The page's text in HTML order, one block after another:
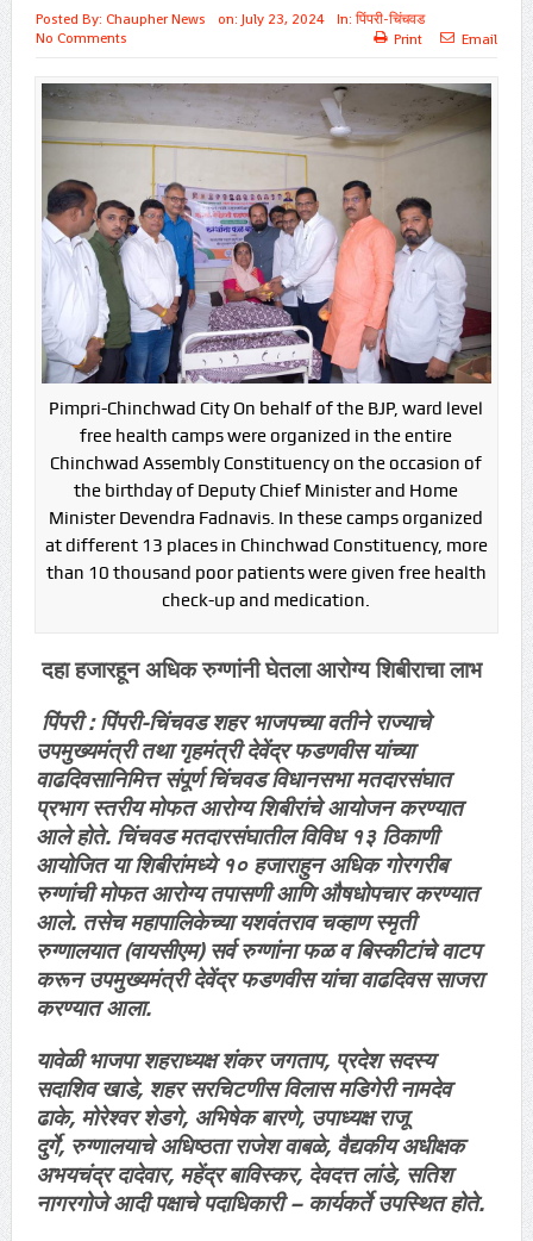
Posted By: Chaupher News on: July 23, 2024 In: पिंपरी-चिंचवड
No Comments
Print Email
Pimpri-Chinchwad City On behalf of the BJP, ward level
free health camps were organized in the entire
Chinchwad Assembly Constituency on the occasion of
the birthday of Deputy Chief Minister and Home
Minister Devendra Fadnavis. In these camps organized
at different 13 places in Chinchwad Constituency, more
than 10 thousand poor patients were given free health
check-up and medication.
दहा हजारहून अधिक रुग्णांनी घेतला आरोग्य शिबीराचा लाभ
पिंपरी : पिंपरी-चिंचवड शहर भाजपच्या वतीने राज्याचे
उपमुख्यमंत्री तथा गृहमंत्री देवेंद्र फडणवीस यांच्या
वाढदिवसानिमित्त संपूर्ण चिंचवड विधानसभा मतदारसंघात
प्रभाग स्तरीय मोफत आरोग्य शिबीरांचे आयोजन करण्यात
आले होते. चिंचवड मतदारसंघातील विविध १३ ठिकाणी
आयोजित या शिबीरांमध्ये १० हजाराहुन अधिक गोरगरीब
रुग्णांची मोफत आरोग्य तपासणी आणि औषधोपचार करण्यात
आले. तसेच महापालिकेच्या यशवंतराव चव्हाण स्मृती
रुग्णालयात (वायसीएम) सर्व रुग्णांना फळ व बिस्कीटांचे वाटप
करून उपमुख्यमंत्री देवेंद्र फडणवीस यांचा वाढदिवस साजरा
करण्यात आला.
यावेळी भाजपा शहराध्यक्ष शंकर जगताप, प्रदेश सदस्य
सदाशिव खाडे, शहर सरचिटणीस विलास मडिगेरी नामदेव
ढाके, मोरेश्वर शेडगे, अभिषेक बारणे, उपाध्यक्ष राजू
दुर्गे, रुग्णालयाचे अधिष्ठता राजेश वाबळे, वैद्यकीय अधीक्षक
अभयचंद्र दादेवार, महेंद्र बाविस्कर, देवदत्त लांडे, सतिश
नागरगोजे आदी पक्षाचे पदाधिकारी – कार्यकर्ते उपस्थित होते.